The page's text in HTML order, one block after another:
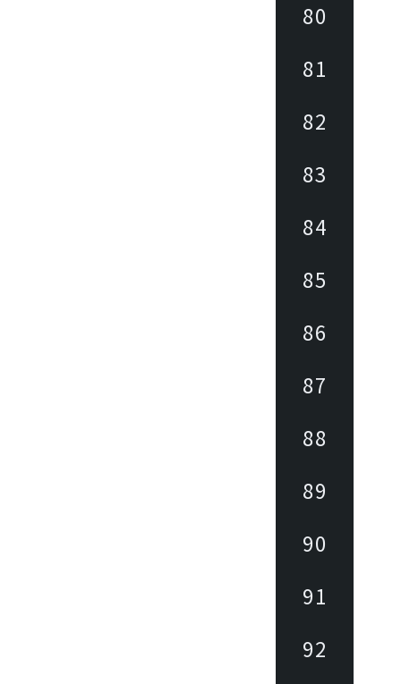
80
81
82
83
84
85
86
87
88
89
90
91
92